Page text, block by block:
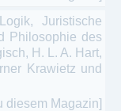
Juristische
Philosophie des
H. L. A. Hart,
Krawietz und
diesem Magazin]